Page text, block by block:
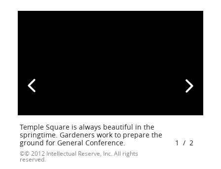
Temple Square is always beautiful in the
springtime. Gardeners work to prepare the
ground for General Conference.
© 2012 Intellectual Reserve, Inc. All rights
reserved.
1 / 2